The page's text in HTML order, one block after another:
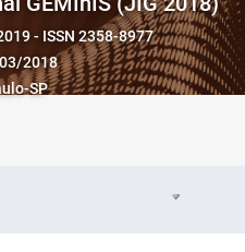
- ISSN 2358-8977
2018
SP